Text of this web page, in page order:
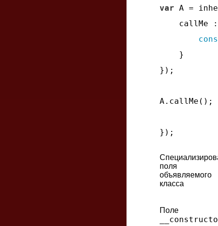
var A =
callMe
    }
});
A.callMe();
поля
объявляемого
класса
Поле